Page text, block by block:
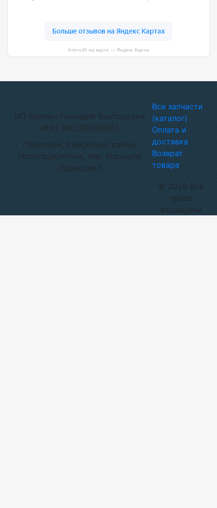
Атего36 на карте — Яндекс Карты
ИП Малкин Геннадий Викторович
ИНН 366200280602
г.Воронеж, Рамонский район,
Новоподклетное, пер. Маршала
Одинцова,1
© 2026 Все
права
защищены
Все запчасти
(каталог)
Оплата и
доставка
Возврат
товара